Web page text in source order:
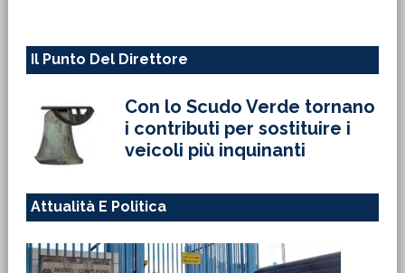
Il Punto Del Direttore
Con lo Scudo Verde tornano
i contributi per sostituire i
veicoli più inquinanti
Attualità E Politica